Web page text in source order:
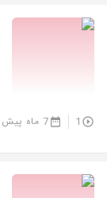
1 7 ماه پیش